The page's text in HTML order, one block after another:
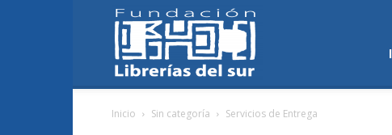
Inicio Sin categoría Servicios de Entrega